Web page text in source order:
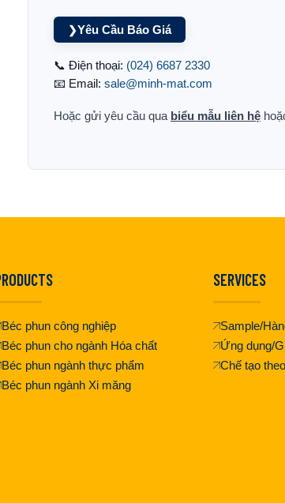
❯Yêu Cầu Báo Giá
📞 Điện thoại: (024) 6687 2330
📧 Email: sale@minh-mat.com
Hoặc gửi yêu cầu qua biểu mẫu liên hệ
Béc phun công nghiệp
Béc phun cho ngành Hóa chất
Béc phun ngành thực phẩm
Béc phun ngành Xi măng
SERVICES
Sample/
Ứng dụng/
Chế tạo